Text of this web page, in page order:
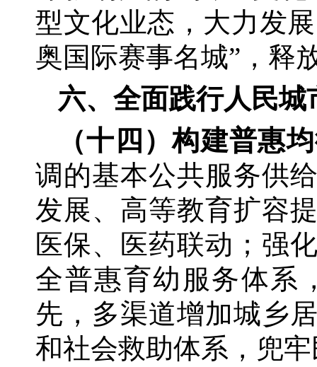
型文化业态，大力发
奥国际赛事名城”，释
六、全面践行人民
（十四）构建普惠
调的基本公共服务供
发展、高等教育扩容
医保、医药联动；强
全普惠育幼服务体系
先，多渠道增加城乡
和社会救助体系，兜